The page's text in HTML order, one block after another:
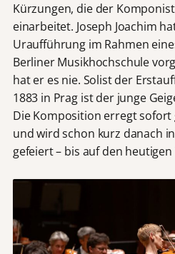
Kürzungen, die der
einarbeitet. Joseph Joachim
Uraufführung im Rahmen
Berliner Musikhochschule
hat er es nie. Solist der
1883 in Prag ist der junge
Die Komposition erregt
und wird schon kurz danach
gefeiert – bis auf den heutigen